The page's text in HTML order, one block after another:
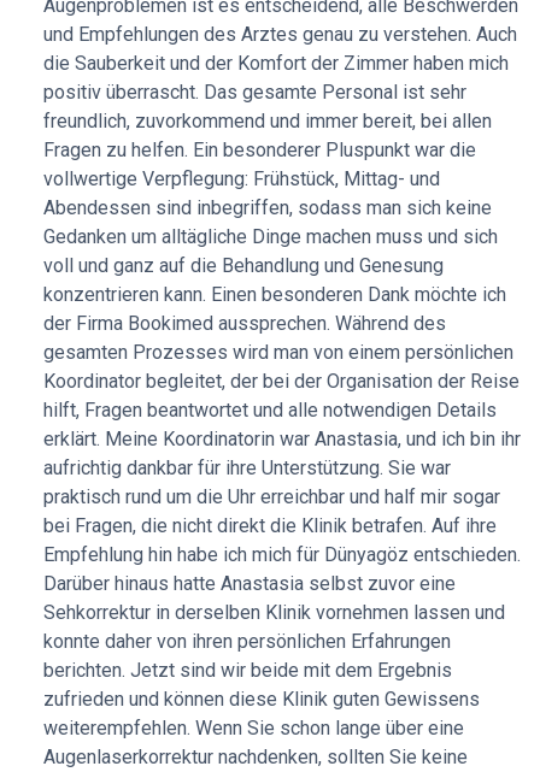
bereit, bei allen Fragen zu helfen. Ein besonderer Pluspunkt
war die vollwertige Verpflegung: Frühstück, Mittag- und
Abendessen sind inbegriffen, sodass man sich keine
Gedanken um alltägliche Dinge machen muss und sich voll
und ganz auf die Behandlung und Genesung konzentrieren
kann. Einen besonderen Dank möchte ich der Firma
Bookimed aussprechen. Während des gesamten
Prozesses wird man von einem persönlichen Koordinator
begleitet, der bei der Organisation der Reise hilft, Fragen
beantwortet und alle notwendigen Details erklärt. Meine
Koordinatorin war Anastasia, und ich bin ihr aufrichtig
dankbar für ihre Unterstützung. Sie war praktisch rund um
die Uhr erreichbar und half mir sogar bei Fragen, die nicht
direkt die Klinik betrafen. Auf ihre Empfehlung hin habe ich
mich für Dünyagöz entschieden. Darüber hinaus hatte
Anastasia selbst zuvor eine Sehkorrektur in derselben
Klinik vornehmen lassen und konnte daher ihre
persönlichen Erfahrungen mit mir teilen. Jetzt sind wir
beide mit dem Ergebnis zufrieden und können diese Klinik
guten Gewissens weiterempfehlen. Wenn Sie schon lange
über eine Sehkorrektur nachdenken, sollten Sie keine Angst
haben oder die Entscheidung aufschieben. Nach der
Operation wird einem klar, dass man dies schon viel früher
hätte tun sollen. Die Möglichkeit, die Welt klar zu sehen –
das verändert die Lebensqualität wirklich. Ich wünsche
allen viel Glück, gute Gesundheit und nur positive Eindrücke
von der neuen, guten Sehkraft!
Augenproblemen ist es entscheidend, alle Beschwerden
und Empfehlungen des Arztes genau zu verstehen. Auch
die Sauberkeit und der Komfort der Zimmer haben mich
positiv überrascht. Das gesamte Personal ist sehr
freundlich, zuvorkommend und immer bereit, bei allen
Fragen zu helfen. Ein besonderer Pluspunkt war die
vollwertige Verpflegung: Frühstück, Mittag- und
Abendessen sind inbegriffen, sodass man sich keine
Gedanken um alltägliche Dinge machen muss und sich
voll und ganz auf die Behandlung und Genesung
konzentrieren kann. Einen besonderen Dank möchte ich
der Firma Bookimed aussprechen. Während des
gesamten Prozesses wird man von einem persönlichen
Koordinator begleitet, der bei der Organisation der Reise
hilft, Fragen beantwortet und alle notwendigen Details
erklärt. Meine Koordinatorin war Anastasia, und ich bin ihr
aufrichtig dankbar für ihre Unterstützung. Sie war
praktisch rund um die Uhr erreichbar und half mir sogar
bei Fragen, die nicht direkt die Klinik betrafen. Auf ihre
Empfehlung hin habe ich mich für Dünyagöz entschieden.
Darüber hinaus hatte Anastasia selbst zuvor eine
Sehkorrektur in derselben Klinik vornehmen lassen und
konnte daher von ihren persönlichen Erfahrungen
berichten. Jetzt sind wir beide mit dem Ergebnis
zufrieden und können diese Klinik guten Gewissens
weiterempfehlen. Wenn Sie schon lange über eine
Augenlaserkorrektur nachdenken, sollten Sie keine